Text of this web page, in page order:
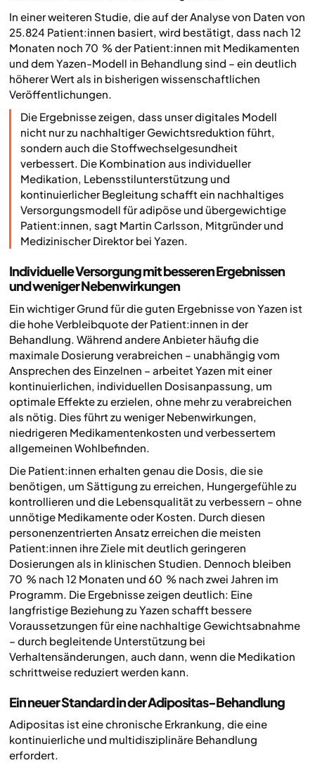
In einer weiteren Studie, die auf der Analyse von Daten von
25.824 Patient:innen basiert, wird bestätigt, dass nach 12
Monaten noch 70 % der Patient:innen mit Medikamenten
und dem Yazen-Modell in Behandlung sind – ein deutlich
höherer Wert als in bisherigen wissenschaftlichen
Veröffentlichungen.
Die Ergebnisse zeigen, dass unser digitales Modell
nicht nur zu nachhaltiger Gewichtsreduktion führt,
sondern auch die Stoffwechselgesundheit
verbessert. Die Kombination aus individueller
Medikation, Lebensstilunterstützung und
kontinuierlicher Begleitung schafft ein nachhaltiges
Versorgungsmodell für adipöse und übergewichtige
Patient:innen, sagt Martin Carlsson, Mitgründer und
Medizinischer Direktor bei Yazen.
Individuelle Versorgung mit besseren Ergebnissen
und weniger Nebenwirkungen
Ein wichtiger Grund für die guten Ergebnisse von Yazen ist
die hohe Verbleibquote der Patient:innen in der
Behandlung. Während andere Anbieter häufig die
maximale Dosierung verabreichen – unabhängig vom
Ansprechen des Einzelnen – arbeitet Yazen mit einer
kontinuierlichen, individuellen Dosisanpassung, um
optimale Effekte zu erzielen, ohne mehr zu verabreichen
als nötig. Dies führt zu weniger Nebenwirkungen,
niedrigeren Medikamentenkosten und verbessertem
allgemeinen Wohlbefinden.
Die Patient:innen erhalten genau die Dosis, die sie
benötigen, um Sättigung zu erreichen, Hungergefühle zu
kontrollieren und die Lebensqualität zu verbessern – ohne
unnötige Medikamente oder Kosten. Durch diesen
personenzentrierten Ansatz erreichen die meisten
Patient:innen ihre Ziele mit deutlich geringeren
Dosierungen als in klinischen Studien. Dennoch bleiben
70 % nach 12 Monaten und 60 % nach zwei Jahren im
Programm. Die Ergebnisse zeigen deutlich: Eine
langfristige Beziehung zu Yazen schafft bessere
Voraussetzungen für eine nachhaltige Gewichtsabnahme
– durch begleitende Unterstützung bei
Verhaltensänderungen, auch dann, wenn die Medikation
schrittweise reduziert werden kann.
Ein neuer Standard in der Adipositas-Behandlung
Adipositas ist eine chronische Erkrankung, die eine
kontinuierliche und multidisziplinäre Behandlung
erfordert.